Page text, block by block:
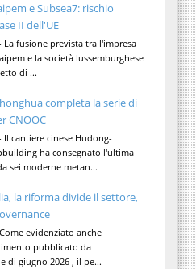
e Subsea7: rischio
II dell'UE
La fusione prevista tra l'impresa
e la società lussemburghese
di ...
completa la serie di
CNOOC
Il cantiere cinese Hudong-
ha consegnato l'ultima
sei moderne metan...
la riforma divide il settore,
evidenziato anche
pubblicato da
di giugno 2026 , il pe...